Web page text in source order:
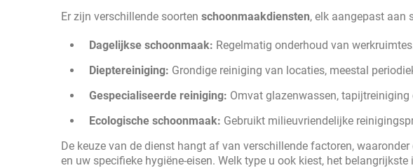
Er zijn verschillende soorten schoonmaakdiensten, elk aangepast aan
Dagelijkse schoonmaak: Regelmatig onderhoud van
Dieptereiniging: Grondige reiniging van locaties, meestal
Gespecialiseerde reiniging: Omvat glazenwassen,
Ecologische schoonmaak: Gebruikt milieuvriendelijke
De keuze van de dienst hangt af van verschillende factoren,
en uw specifieke hygiëne-eisen. Welk type u ook kiest, het